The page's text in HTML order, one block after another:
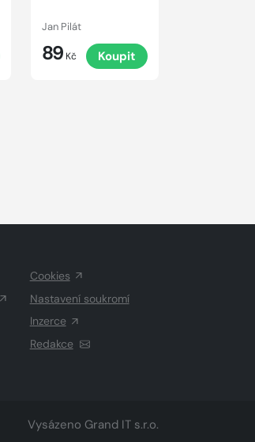
Jan Pilát
89 Kč Koupit
Cookies
Nastavení soukromí
Inzerce
Redakce
Vysázeno Grand IT s.r.o.